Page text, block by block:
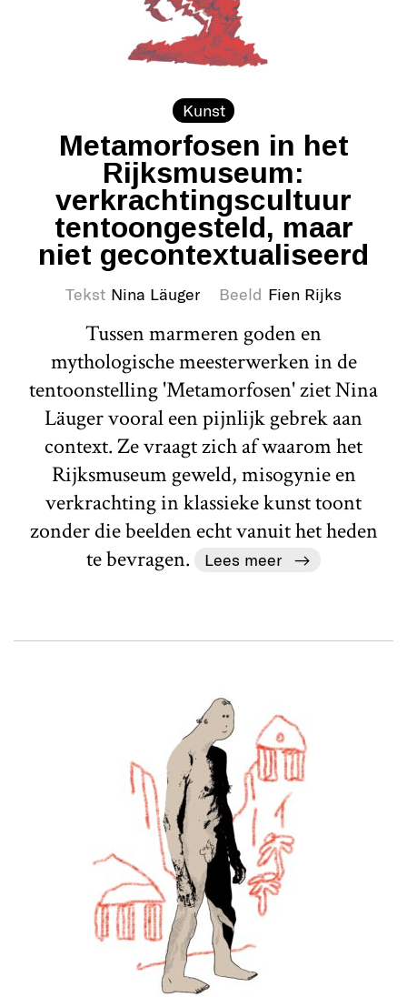
Kunst
Metamorfosen in het
Rijksmuseum:
verkrachtingscultuur
tentoongesteld, maar
niet gecontextualiseerd
Tekst Nina Läuger Beeld Fien Rijks
Tussen marmeren goden en
mythologische meesterwerken in de
tentoonstelling 'Metamorfosen' ziet Nina
Läuger vooral een pijnlijk gebrek aan
context. Ze vraagt zich af waarom het
Rijksmuseum geweld, misogynie en
verkrachting in klassieke kunst toont
zonder die beelden echt vanuit het heden
te bevragen.
Lees meer